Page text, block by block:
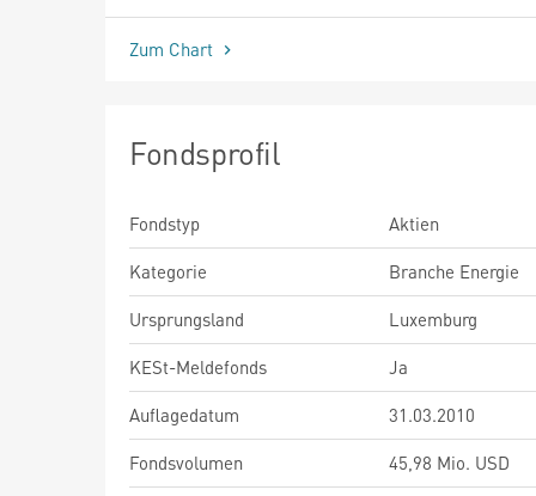
seit Beginn
Zum Chart
Fondsprofil
Fondstyp
Aktien
Kategorie
Branche Energie
Ursprungsland
Luxemburg
KESt-Meldefonds
Ja
Auflagedatum
31.03.2010
Fondsvolumen
45,98 Mio. USD